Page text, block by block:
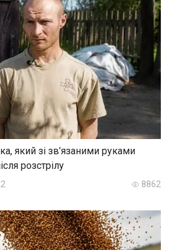
який зі зв’язаними руками
розстрілу
8862